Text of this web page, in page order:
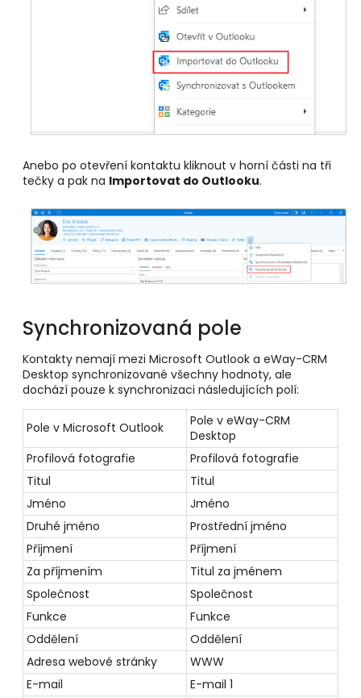
Anebo po otevření kontaktu kliknout v horní části na tři
tečky a pak na Importovat do Outlooku.
Synchronizovaná pole
Kontakty nemají mezi Microsoft Outlook a eWay-CRM
Desktop synchronizované všechny hodnoty, ale
dochází pouze k synchronizaci následujících polí:
Pole v Microsoft Outlook
Pole v eWay-CRM
Desktop
Profilová fotografie
Profilová fotografie
Titul
Titul
Jméno
Jméno
Druhé jméno
Prostřední jméno
Příjmení
Příjmení
Za příjmením
Titul za jménem
Společnost
Společnost
Funkce
Funkce
Oddělení
Oddělení
Adresa webové stránky
WWW
E-mail
E-mail 1